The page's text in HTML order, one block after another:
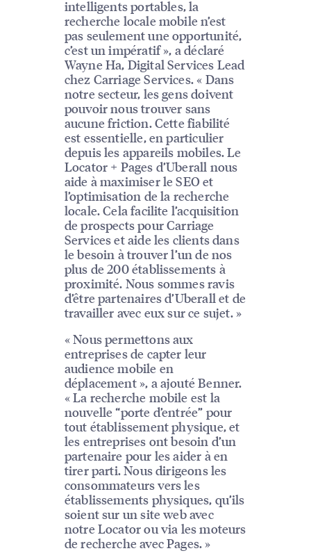
intelligents portables, la
recherche locale mobile n’est
pas seulement une opportunité,
c’est un impératif », a déclaré
Wayne Ha, Digital Services Lead
chez Carriage Services. « Dans
notre secteur, les gens doivent
pouvoir nous trouver sans
aucune friction. Cette fiabilité
est essentielle, en particulier
depuis les appareils mobiles. Le
Locator + Pages d’Uberall nous
aide à maximiser le SEO et
l’optimisation de la recherche
locale. Cela facilite l’acquisition
de prospects pour Carriage
Services et aide les clients dans
le besoin à trouver l’un de nos
plus de 200 établissements à
proximité. Nous sommes ravis
d’être partenaires d’Uberall et de
travailler avec eux sur ce sujet. »
« Nous permettons aux
entreprises de capter leur
audience mobile en
déplacement », a ajouté Benner.
« La recherche mobile est la
nouvelle “porte d’entrée” pour
tout établissement physique, et
les entreprises ont besoin d’un
partenaire pour les aider à en
tirer parti. Nous dirigeons les
consommateurs vers les
établissements physiques, qu’ils
soient sur un site web avec
notre Locator ou via les moteurs
de recherche avec Pages. »